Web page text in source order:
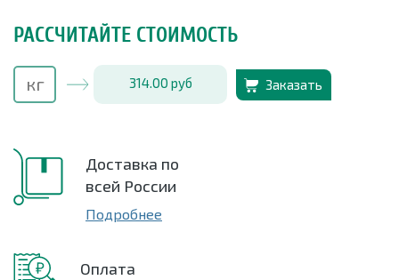
РАССЧИТАЙТЕ СТОИМОСТЬ
314.00 руб Заказать
Доставка по
всей России
Подробнее
Оплата